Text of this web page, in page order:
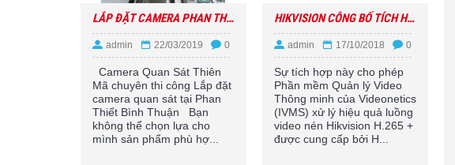
LẮP ĐẶT CAMERA PHAN THIẾT BÌNH THUẬN
admin 22/03/2019 0
Camera Quan Sát Thiên
Mã chuyên thi công Lắp đặt
camera quan sát tại Phan
Thiết Bình Thuận Bạn
không thể chọn lựa cho
mình sản phẩm phù hợ...
HIKVISION CÔNG BỐ TÍCH HỢP CÔNG NGHỆ VỚI VIDEONETICS
admin 17/10/2018 0
Sự tích hợp này cho phép
Phần mềm Quản lý Video
Thông minh của Videonetics
(IVMS) xử lý hiệu quả luồng
video nén Hikvision H.265 +
được cung cấp bởi H...